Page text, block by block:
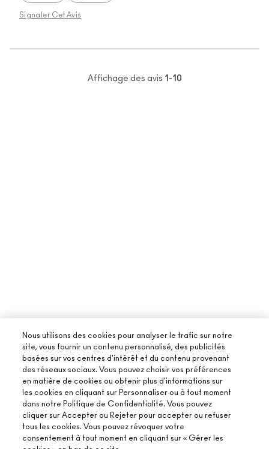
Signaler Cet Avis
Affichage des avis 1-10
Nous utilisons des cookies pour analyser le trafic sur notre
site, vous fournir un contenu personnalisé, des publicités
basées sur vos centres d'intérêt et du contenu provenant
des réseaux sociaux. Vous pouvez choisir vos préférences
en matière de cookies ou obtenir plus d'informations sur
les cookies en cliquant sur Personnaliser ou à tout moment
dans notre Politique de Confidentialité. Vous pouvez
cliquer sur Accepter ou Rejeter pour accepter ou refuser
tous les cookies. Vous pouvez révoquer votre
consentement à tout moment en cliquant sur « Gérer les